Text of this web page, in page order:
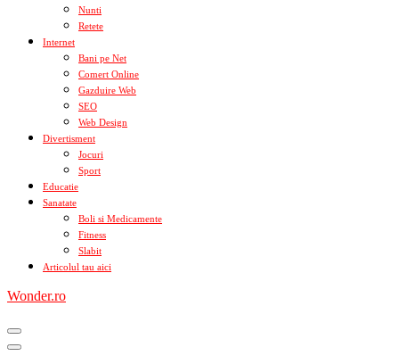
Nunti
Retete
Internet
Bani pe Net
Comert Online
Gazduire Web
SEO
Web Design
Divertisment
Jocuri
Sport
Educatie
Sanatate
Boli si Medicamente
Fitness
Slabit
Articolul tau aici
Wonder.ro